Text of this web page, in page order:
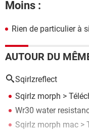
Moins :
Rien de particulier à
AUTOUR DU
Sqirlzreflect
Sqirlz morph >
Wr30 water
Sqirlz morph mac >